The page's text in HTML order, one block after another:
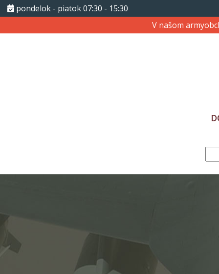
pondelok - piatok 07:30 - 15:30
V našom